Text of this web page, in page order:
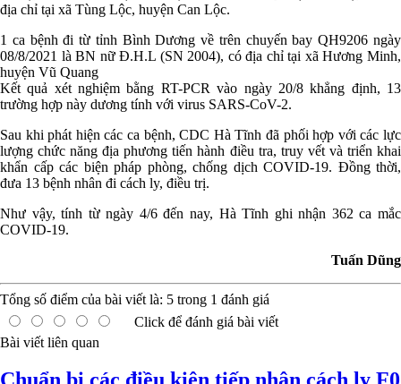
địa chỉ tại xã Tùng Lộc, huyện Can Lộc.
1 ca bệnh đi từ tỉnh Bình Dương về trên chuyến bay QH9206 ngày
08/8/2021 là BN nữ Đ.H.L (SN 2004), có địa chỉ tại xã Hương Minh,
huyện Vũ Quang
Kết quả xét nghiệm bằng RT-PCR vào ngày 20/8 khẳng định, 13
trường hợp này dương tính với virus SARS-CoV-2.
Sau khi phát hiện các ca bệnh, CDC Hà Tĩnh đã phối hợp với các lực
lượng chức năng địa phương tiến hành điều tra, truy vết và triển khai
khẩn cấp các biện pháp phòng, chống dịch COVID-19. Đồng thời,
đưa 13 bệnh nhân đi cách ly, điều trị.
Như vậy, tính từ ngày 4/6 đến nay, Hà Tĩnh ghi nhận 362 ca mắc
COVID-19.
Tuấn Dũng
Tổng số điểm của bài viết là: 5 trong 1 đánh giá
Click để đánh giá bài viết
Bài viết liên quan